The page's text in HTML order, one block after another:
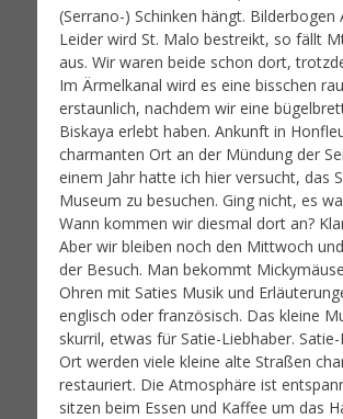
(Serrano-) Schinken hängt. Bilderbogen
Leider wird St. Malo bestreikt, so fällt
aus. Wir waren beide schon dort,
Im Ärmelkanal wird es eine bisschen
erstaunlich, nachdem wir eine
Biskaya erlebt haben. Ankunft in
charmanten Ort an der Mündung der
einem Jahr hatte ich hier versucht, das
Museum zu besuchen. Ging nicht, es
Wann kommen wir diesmal dort an?
Aber wir bleiben noch den Mittwoch
der Besuch. Man bekommt
Ohren mit Saties Musik und
englisch oder französisch. Das kleine
skurril, etwas für Satie-Liebhaber.
Ort werden viele kleine alte Straßen
restauriert. Die Atmosphäre ist
sitzen beim Essen und Kaffee um das